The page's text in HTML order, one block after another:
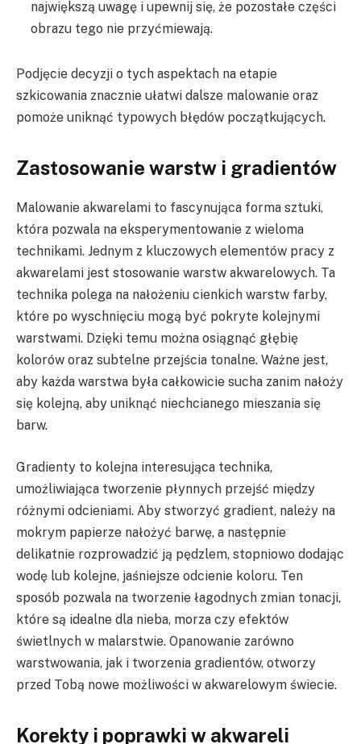
największą uwagę i upewnij się, że pozostałe części
obrazu tego nie przyćmiewają.
Podjęcie decyzji o tych aspektach na etapie
szkicowania znacznie ułatwi dalsze malowanie oraz
pomoże uniknąć typowych błędów początkujących.
Zastosowanie warstw i gradientów
Malowanie akwarelami to fascynująca forma sztuki,
która pozwala na eksperymentowanie z wieloma
technikami. Jednym z kluczowych elementów pracy z
akwarelami jest stosowanie warstw akwarelowych. Ta
technika polega na nałożeniu cienkich warstw farby,
które po wyschnięciu mogą być pokryte kolejnymi
warstwami. Dzięki temu można osiągnąć głębię
kolorów oraz subtelne przejścia tonalne. Ważne jest,
aby każda warstwa była całkowicie sucha zanim nałoży
się kolejną, aby uniknąć niechcianego mieszania się
barw.
Gradienty to kolejna interesująca technika,
umożliwiająca tworzenie płynnych przejść między
różnymi odcieniami. Aby stworzyć gradient, należy na
mokrym papierze nałożyć barwę, a następnie
delikatnie rozprowadzić ją pędzlem, stopniowo dodając
wodę lub kolejne, jaśniejsze odcienie koloru. Ten
sposób pozwala na tworzenie łagodnych zmian tonacji,
które są idealne dla nieba, morza czy efektów
świetlnych w malarstwie. Opanowanie zarówno
warstwowania, jak i tworzenia gradientów, otworzy
przed Tobą nowe możliwości w akwarelowym świecie.
Korekty i poprawki w akwareli